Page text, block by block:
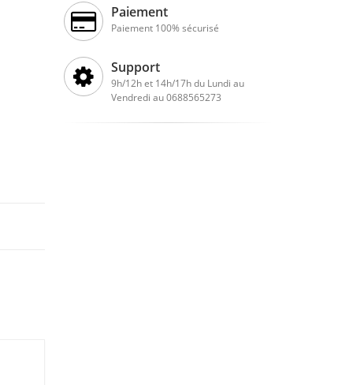
Paiement
Paiement 100% sécurisé
Support
9h/12h et 14h/17h du Lundi au
Vendredi au 0688565273